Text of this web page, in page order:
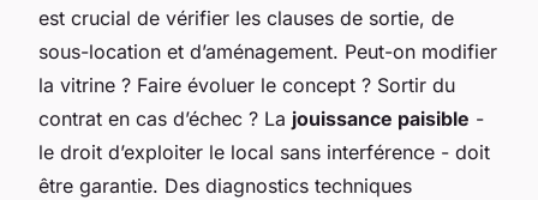
est crucial de vérifier les clauses de sortie, de
sous-location et d’aménagement. Peut-on modifier
la vitrine ? Faire évoluer le concept ? Sortir du
contrat en cas d’échec ? La jouissance paisible -
le droit d’exploiter le local sans interférence - doit
être garantie. Des diagnostics techniques